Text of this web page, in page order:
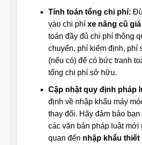
Tính toán tổng chi phí:
vào chi phí xe nâng cũ giá
toán đầy đủ chi phí thông
chuyển, phí kiểm định, phí
(nếu có) để có bức tranh
tổng chi phí sở hữu.
Cập nhật quy định pháp
định về nhập khẩu máy
thay đổi. Hãy đảm bảo
các văn bản pháp luật mới
quan đến nhập khẩu thiết